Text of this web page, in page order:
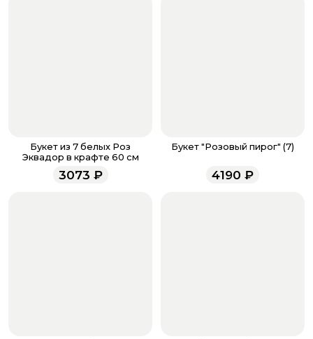
звоните по номеру телефона
8 (927) 936-71-86
или
напишите WhatsApp
+7 937 333-66-53
менеджеры работают ежедневно с 9.00 до 23.00 и
всегда рады проконсультировать вас.
Букет из 7 белых Роз
Эквадор в крафте 60 см
3073 ₽
Букет "Розовый пирог" (7)
4190 ₽